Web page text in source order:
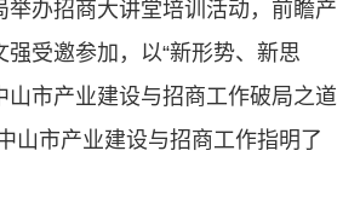
举办招商大讲堂培训活动，前瞻产
强受邀参加，以“新形势、新思
市产业建设与招商工作破局之道
山市产业建设与招商工作指明了